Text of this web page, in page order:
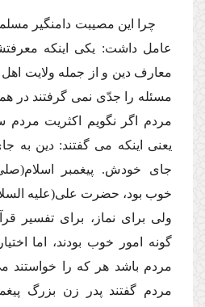
چرا این مصیبت دامنگیر
عامل داشت: یكى اینكه
معارف دین و از جمله ولایت
مسئله را جدّى نمى گرفتند در
مردم اگر نگویم اكثریت مردم
یعنى اینكه مى گفتند: دین به
جاى خودش. پیغمبر
خوب بود، حضرت على(علیه
ولى براى نماز، براى تفسیر
گونه امور خوب بودند، اما
مردم باشد هر كه را خواستند
مردم گفتند پدر زن بزرگ